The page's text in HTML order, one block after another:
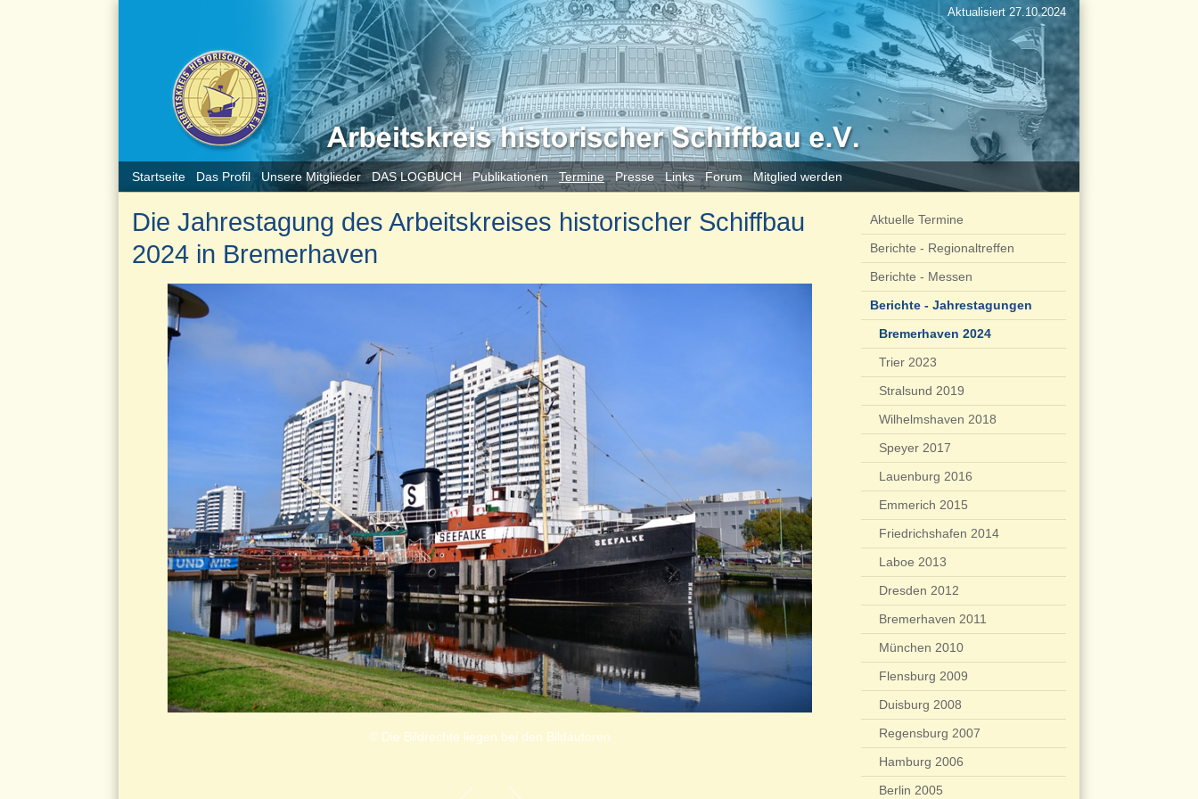
Startseite Das Profil Unsere Mitglieder DAS LOGBUCH Publikationen Termine Presse Links Forum Mitglied werden
Aktualisiert 27.10.2024
Die Jahrestagung des Arbeitskreises historischer Schiffbau
2024 in Bremerhaven
© Die Bildrechte liegen bei den Bildautoren
Aktuelle Termine
Berichte - Regionaltreffen
Berichte - Messen
Berichte - Jahrestagungen
Bremerhaven 2024
Trier 2023
Stralsund 2019
Wilhelmshaven 2018
Speyer 2017
Lauenburg 2016
Emmerich 2015
Friedrichshafen 2014
Laboe 2013
Dresden 2012
Bremerhaven 2011
München 2010
Flensburg 2009
Duisburg 2008
Regensburg 2007
Hamburg 2006
Berlin 2005